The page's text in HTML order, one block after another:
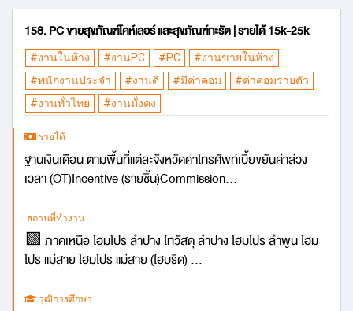
158. PC ขายสุขภัณฑ์โคห์เลอร์ และสุขภัณฑ์กะรัต | รายได้ 15k-25k
#งานในห้าง #งานPC #PC
#งานขายในห้าง
#พนักงานประจำ
#งานดี #มีค่าคอม
#ค่าคอมรายตัว
#งานทั่วไทย
#งานมั่งคง
รายได้
ฐานเงินเดือน ตามพื้นที่แต่ละจังหวัดค่าโทรศัพท์เบี้ยขยันค่าล่วง
เวลา (OT)Incentive (รายชิ้น)Commission...
สถานที่ทำงาน
🟩 ภาคเหนือ โฮมโปร ลำปาง ไทวัสดุ ลำปาง โฮมโปร ลำพูน โฮม
โปร แม่สาย โฮมโปร แม่สาย (ไฮบริด) ...
วุฒิการศึกษา